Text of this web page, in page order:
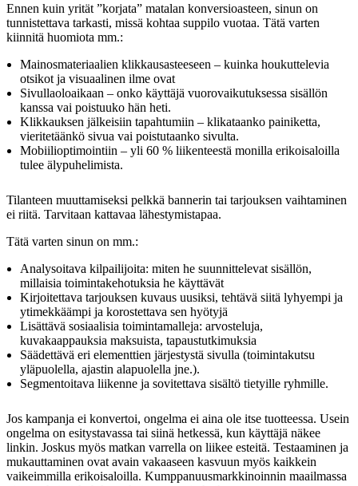
Ennen kuin yrität ”korjata” matalan konversioasteen, sinun on
tunnistettava tarkasti, missä kohtaa suppilo vuotaa. Tätä varten
kiinnitä huomiota mm.:
Mainosmateriaalien klikkausasteeseen – kuinka houkuttelevia
otsikot ja visuaalinen ilme ovat
Sivullaoloaikaan – onko käyttäjä vuorovaikutuksessa sisällön
kanssa vai poistuuko hän heti.
Klikkauksen jälkeisiin tapahtumiin – klikataanko painiketta,
vieritetäänkö sivua vai poistutaanko sivulta.
Mobiilioptimointiin – yli 60 % liikenteestä monilla erikoisaloilla
tulee älypuhelimista.
Tilanteen muuttamiseksi pelkkä bannerin tai tarjouksen vaihtaminen
ei riitä. Tarvitaan kattavaa lähestymistapaa.
Tätä varten sinun on mm.:
Analysoitava kilpailijoita: miten he suunnittelevat sisällön,
millaisia toimintakehotuksia he käyttävät
Kirjoitettava tarjouksen kuvaus uusiksi, tehtävä siitä lyhyempi ja
ytimekkäämpi ja korostettava sen hyötyjä
Lisättävä sosiaalisia toimintamalleja: arvosteluja,
kuvakaappauksia maksuista, tapaustutkimuksia
Säädettävä eri elementtien järjestystä sivulla (toimintakutsu
yläpuolella, ajastin alapuolella jne.).
Segmentoitava liikenne ja sovitettava sisältö tietyille ryhmille.
Jos kampanja ei konvertoi, ongelma ei aina ole itse tuotteessa. Usein
ongelma on esitystavassa tai siinä hetkessä, kun käyttäjä näkee
linkin. Joskus myös matkan varrella on liikee esteitä. Testaaminen ja
mukauttaminen ovat avain vakaaseen kasvuun myös kaikkein
vaikeimmilla erikoisaloilla. Kumppanuusmarkkinoinnin maailmassa